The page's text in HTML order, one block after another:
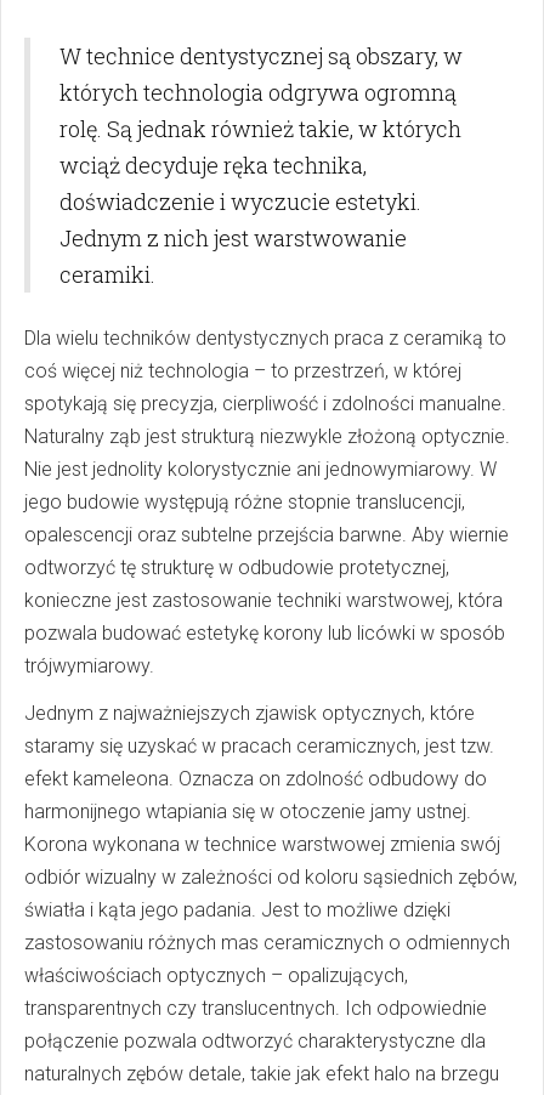
W technice dentystycznej są obszary, w
których technologia odgrywa ogromną
rolę. Są jednak również takie, w których
wciąż decyduje ręka technika,
doświadczenie i wyczucie estetyki.
Jednym z nich jest warstwowanie
ceramiki.
Dla wielu techników dentystycznych praca z ceramiką to
coś więcej niż technologia – to przestrzeń, w której
spotykają się precyzja, cierpliwość i zdolności manualne.
Naturalny ząb jest strukturą niezwykle złożoną optycznie.
Nie jest jednolity kolorystycznie ani jednowymiarowy. W
jego budowie występują różne stopnie translucencji,
opalescencji oraz subtelne przejścia barwne. Aby wiernie
odtworzyć tę strukturę w odbudowie protetycznej,
konieczne jest zastosowanie techniki warstwowej, która
pozwala budować estetykę korony lub licówki w sposób
trójwymiarowy.
Jednym z najważniejszych zjawisk optycznych, które
staramy się uzyskać w pracach ceramicznych, jest tzw.
efekt kameleona. Oznacza on zdolność odbudowy do
harmonijnego wtapiania się w otoczenie jamy ustnej.
Korona wykonana w technice warstwowej zmienia swój
odbiór wizualny w zależności od koloru sąsiednich zębów,
światła i kąta jego padania. Jest to możliwe dzięki
zastosowaniu różnych mas ceramicznych o odmiennych
właściwościach optycznych – opalizujących,
transparentnych czy translucentnych. Ich odpowiednie
połączenie pozwala odtworzyć charakterystyczne dla
naturalnych zębów detale, takie jak efekt halo na brzegu